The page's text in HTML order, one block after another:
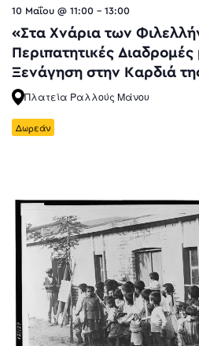
10 Μαΐου @ 11:00 - 13:00
«Στα Χνάρια των
Περιπατητικές
Ξενάγηση στην Καρδιά
Πλατεία Ραλλούς Μάνου
Δωρεάν